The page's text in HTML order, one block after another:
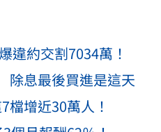
約交割7034萬！
息最後買進是這天
增近30萬人！